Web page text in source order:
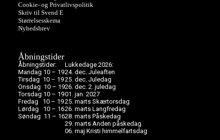
Cookie- og Privatlivspolitik
Skriv til Svend E
Størrelsesskema
Nyhedsbrev
Åbningstider
Åbningstider:
Mandag 10 – 19
Tirsdag 10 – 19
Onsdag 10 – 19
Torsdag 10 – 19
Fredag 10 – 19
Lørdag 10 – 16
Søndag 11 – 16
Lukkedage 2026:
24. dec. Juleaften
25. dec. Juledag
26. dec. 2. juledag
01. jan. 2027
25. marts Skærtorsdag
26. marts Langfredag
28. marts Påskedag
29. marts Anden påskedag
06. maj Kristi himmelfartsdag